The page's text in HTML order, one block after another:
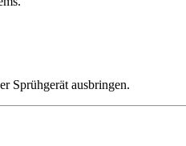
Sprühgerät ausbringen.